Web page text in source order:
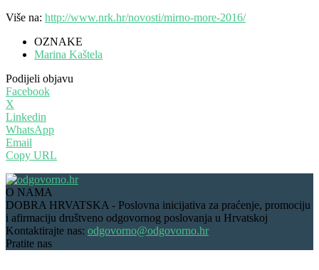
Više na: http://www.nrk.hr/novosti/mirno-more-2016/
OZNAKE
Marina Kaštela
Podijeli objavu
Facebook
X
Linkedin
WhatsApp
Email
Copy URL
O NAMA
DOBRA HRVATSKA - Poslovna inicijativa za praćenje, promociju
i afirmaciju društveno odgovornog poslovanja u Hrvatskoj
Kontaktirajte nas: odgovorno@odgovorno.hr
Pratite nas